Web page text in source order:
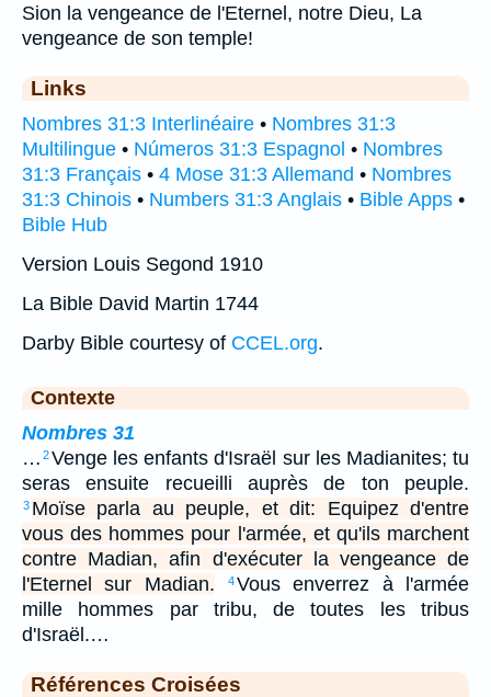
Sion la vengeance de l'Eternel, notre Dieu, La
vengeance de son temple!
Links
Nombres 31:3 Interlinéaire • Nombres 31:3
Multilingue • Números 31:3 Espagnol • Nombres
31:3 Français • 4 Mose 31:3 Allemand • Nombres
31:3 Chinois • Numbers 31:3 Anglais • Bible Apps •
Bible Hub
Version Louis Segond 1910
La Bible David Martin 1744
Darby Bible courtesy of CCEL.org.
Contexte
Nombres 31
… 2Venge les enfants d'Israël sur les Madianites; tu
seras ensuite recueilli auprès de ton peuple.
3 Moïse parla au peuple, et dit: Equipez d'entre
vous des hommes pour l'armée, et qu'ils marchent
contre Madian, afin d'exécuter la vengeance de
l'Eternel sur Madian.
4Vous enverrez à l'armée
mille hommes par tribu, de toutes les tribus
d'Israël.…
Références Croisées